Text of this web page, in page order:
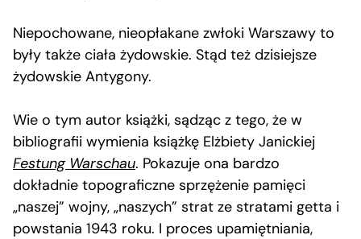
Niepochowane, nieopłakane zwłoki Warszawy to
były także ciała żydowskie. Stąd też dzisiejsze
żydowskie Antygony.
Wie o tym autor książki, sądząc z tego, że w
bibliografii wymienia książkę Elżbiety Janickiej
Festung Warschau. Pokazuje ona bardzo
dokładnie topograficzne sprzężenie pamięci
„naszej” wojny, „naszych” strat ze stratami getta i
powstania 1943 roku. I proces upamiętniania,